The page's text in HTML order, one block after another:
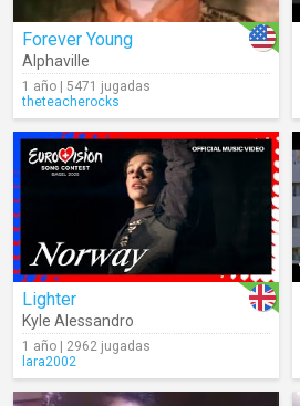
Forever Young
Alphaville
1 año | 5471 jugadas
theteacherocks
Lighter
Kyle Alessandro
1 año | 2962 jugadas
lara2002